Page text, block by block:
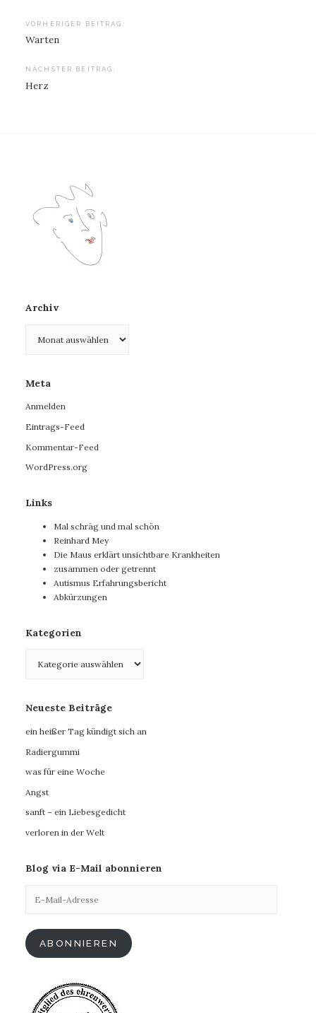
Beitragsnavigation
VORHERIGER BEITRAG:
Warten
NÄCHSTER BEITRAG:
Herz
Archiv
Meta
Anmelden
Eintrags-Feed
Kommentar-Feed
WordPress.org
Links
Mal schräg und mal schön
Reinhard Mey
Die Maus erklärt unsichtbare Krankheiten
zusammen oder getrennt
Autismus Erfahrungsbericht
Abkürzungen
Kategorien
Neueste Beiträge
ein heißer Tag kündigt sich an
Radiergummi
was für eine Woche
Angst
sanft – ein Liebesgedicht
verloren in der Welt
Blog via E-Mail abonnieren
Mail-
ABONNIEREN